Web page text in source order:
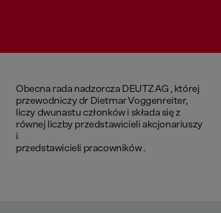
Obecna rada nadzorcza DEUTZAG , której
przewodniczy dr DietmarVoggenreiter,
liczy dwunastu członkówi składa się z
równej liczby przedstawicieli akcjonariuszy
i
przedstawicieli pracowników.